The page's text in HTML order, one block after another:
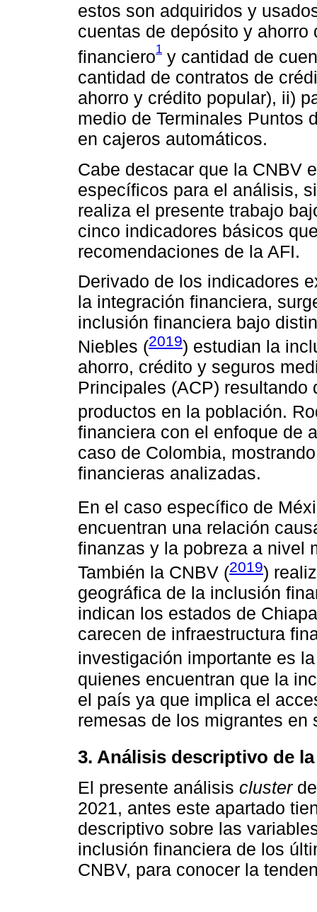
estos son adquiridos y
cuentas de depósito y
financiero1 y cantidad de
cantidad de contratos de
ahorro y crédito popular), ii)
medio de Terminales Puntos
en cajeros automáticos.
Cabe destacar que la CNBV
específicos para el análisis,
realiza el presente trabajo
cinco indicadores básicos
recomendaciones de la AFI.
Derivado de los indicadores
la integración financiera,
inclusión financiera bajo
Niebles (2019) estudian la
ahorro, crédito y seguros
Principales (ACP)
productos en la población.
financiera con el enfoque de
caso de Colombia,
financieras analizadas.
En el caso específico de
encuentran una relación
finanzas y la pobreza a nivel
También la CNBV (2019)
geográfica de la inclusión
indican los estados de
carecen de infraestructura
investigación importante es
quienes encuentran que la
el país ya que implica el
remesas de los migrantes
3. Análisis descriptivo de
El presente análisis clusterde
2021, antes este apartado
descriptivo sobre las
inclusión financiera de los
CNBV, para conocer la